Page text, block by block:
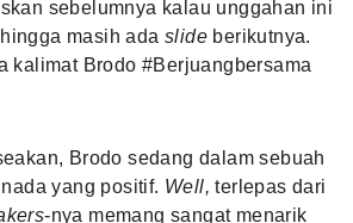
sebelumnya kalau unggahan ini
masih ada slide berikutnya.
kalimat Brodo #Berjuangbersama
Brodo sedang dalam sebuah
yang positif. Well,terlepas dari
-nya memang sangat menarik